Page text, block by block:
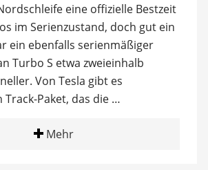
eine offizielle Bestzeit
im Serienzustand, doch gut ein
ein ebenfalls serienmäßiger
Turbo S etwa zweieinhalb
Von Tesla gibt es
Track-Paket, das die …
Mehr